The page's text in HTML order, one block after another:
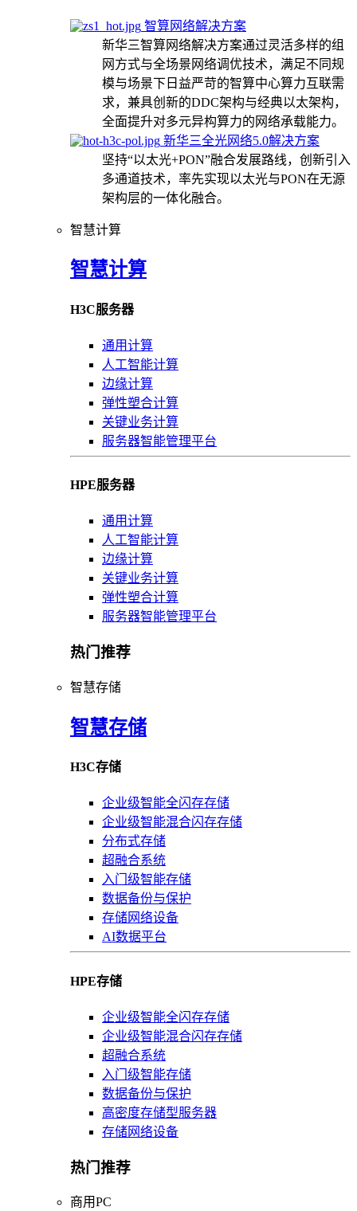
智算网络解决方案
新华三智算网络解决方案通过灵活多样的组
网方式与全场景网络调优技术，满足不同规
模与场景下日益严苛的智算中心算力互联需
求，兼具创新的DDC架构与经典以太架构，
全面提升对多元异构算力的网络承载能力。
新华三全光网络5.0解决方案
坚持“以太光+PON”融合发展路线，创新引入
多通道技术，率先实现以太光与PON在无源
架构层的一体化融合。
智慧计算
智慧计算
H3C服务器
通用计算
人工智能计算
边缘计算
弹性塑合计算
关键业务计算
服务器智能管理平台
HPE服务器
通用计算
人工智能计算
边缘计算
关键业务计算
弹性塑合计算
服务器智能管理平台
热门推荐
智慧存储
智慧存储
H3C存储
企业级智能全闪存存储
企业级智能混合闪存存储
分布式存储
超融合系统
入门级智能存储
数据备份与保护
存储网络设备
AI数据平台
HPE存储
企业级智能全闪存存储
企业级智能混合闪存存储
超融合系统
入门级智能存储
数据备份与保护
高密度存储型服务器
存储网络设备
热门推荐
商用PC